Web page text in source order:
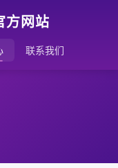
网站
联系我们